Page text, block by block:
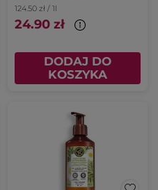
124.50 zł / 1l
24.90 zł
DODAJ DO
KOSZYKA